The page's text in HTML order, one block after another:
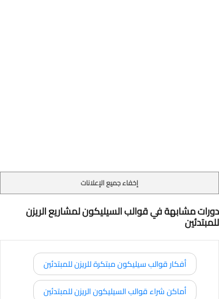
إخفاء جميع الإعلانات
دورات مشابهة في قوالب السيليكون لمشاريع الريزن
للمبتدئين
أفكار قوالب سيليكون مبتكرة للريزن للمبتدئين
أماكن شراء قوالب السيليكون الريزن للمبتدئين